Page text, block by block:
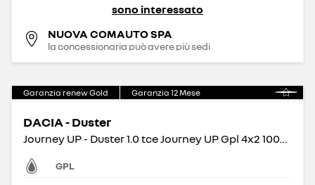
sono interessato
NUOVA COMAUTO SPA
la concessionaria può avere più sedi
Garanzia renew Gold Garanzia 12Mese
DACIA - Duster
Journey UP - Duster 1.0 tce Journey UP Gpl 4x2 100cv
GPL